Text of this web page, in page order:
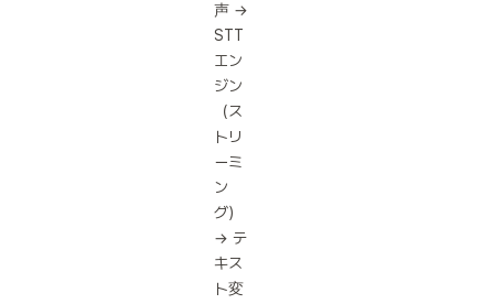
声 →
STT
エン
ジン
（ス
トリ
ーミ
ン
グ）
→ テ
キス
ト変